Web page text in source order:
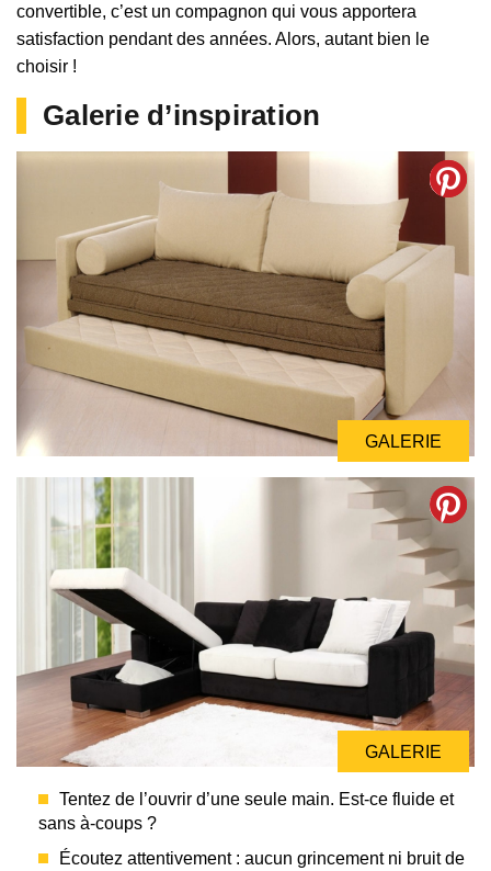
convertible, c’est un compagnon qui vous apportera
satisfaction pendant des années. Alors, autant bien le
choisir !
Galerie d’inspiration
GALERIE
GALERIE
Tentez de l’ouvrir d’une seule main. Est-ce fluide et
sans à-coups ?
Écoutez attentivement : aucun grincement ni bruit de